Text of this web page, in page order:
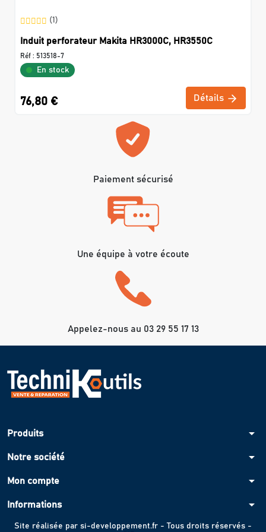
(1)
Induit perforateur Makita HR3000C, HR3550C
Réf : 513518-7
En stock
76,80 € Détails
Paiement sécurisé
Une équipe à votre écoute
Appelez-nous au 03 29 55 17 13
Produits arrow_drop_down
Notre société arrow_drop_down
Mon compte arrow_drop_down
Informations arrow_drop_down
Site réalisée par si-developpement.fr - Tous droits réservés -